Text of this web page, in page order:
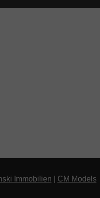
Immobilien
CM Models